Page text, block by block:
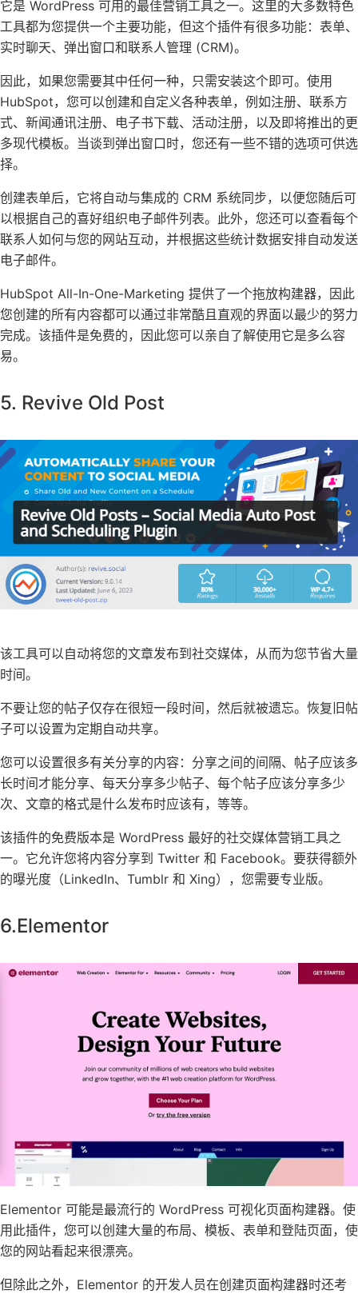
它是 WordPress 可用的最佳营销工具之一。这里的大多数特色
工具都为您提供一个主要功能，但这个插件有很多功能：表单、
实时聊天、弹出窗口和联系人管理 (CRM)。
因此，如果您需要其中任何一种，只需安装这个即可。使用
HubSpot，您可以创建和自定义各种表单，例如注册、联系方
式、新闻通讯注册、电子书下载、活动注册，以及即将推出的更
多现代模板。当谈到弹出窗口时，您还有一些不错的选项可供选
择。
创建表单后，它将自动与集成的 CRM 系统同步，以便您随后可
以根据自己的喜好组织电子邮件列表。此外，您还可以查看每个
联系人如何与您的网站互动，并根据这些统计数据安排自动发送
电子邮件。
HubSpot All-In-One-Marketing 提供了一个拖放构建器，因此
您创建的所有内容都可以通过非常酷且直观的界面以最少的努力
完成。该插件是免费的，因此您可以亲自了解使用它是多么容
易。
5. Revive Old Post
该工具可以自动将您的文章发布到社交媒体，从而为您节省大量
时间。
不要让您的帖子仅存在很短一段时间，然后就被遗忘。恢复旧帖
子可以设置为定期自动共享。
您可以设置很多有关分享的内容：分享之间的间隔、帖子应该多
长时间才能分享、每天分享多少帖子、每个帖子应该分享多少
次、文章的格式是什么发布时应该有，等等。
该插件的免费版本是 WordPress 最好的社交媒体营销工具之
一。它允许您将内容分享到 Twitter 和 Facebook。要获得额外
的曝光度（LinkedIn、Tumblr 和 Xing），您需要专业版。
6.Elementor
Elementor 可能是最流行的 WordPress 可视化页面构建器。使
用此插件，您可以创建大量的布局、模板、表单和登陆页面，使
您的网站看起来很漂亮。
但除此之外，Elementor 的开发人员在创建页面构建器时还考